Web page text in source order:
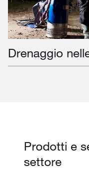
Drenaggio
Prodotti e
settore